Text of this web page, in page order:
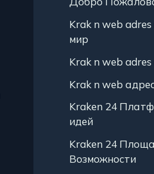
Krak n web
мир
Krak n web
Krak n web
Kraken 24
идей
Kraken 24
Возможности